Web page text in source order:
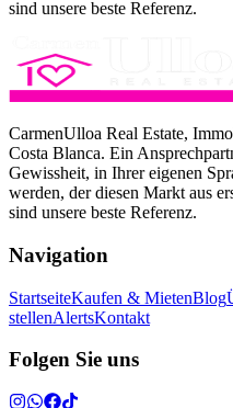
sind unsere beste Referenz.
CarmenUlloa Real Estate,
Costa Blanca. Ein
Gewissheit, in Ihrer eigenen
werden, der diesen Markt aus
sind unsere beste Referenz.
Navigation
StartseiteKaufen & MietenBlog
stellenAlertsKontakt
Folgen Sie uns